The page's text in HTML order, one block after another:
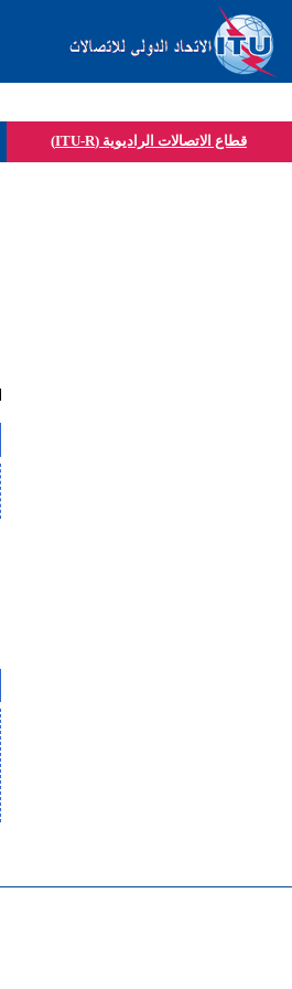
قطاع الاتصالات الراديوية (ITU-R)